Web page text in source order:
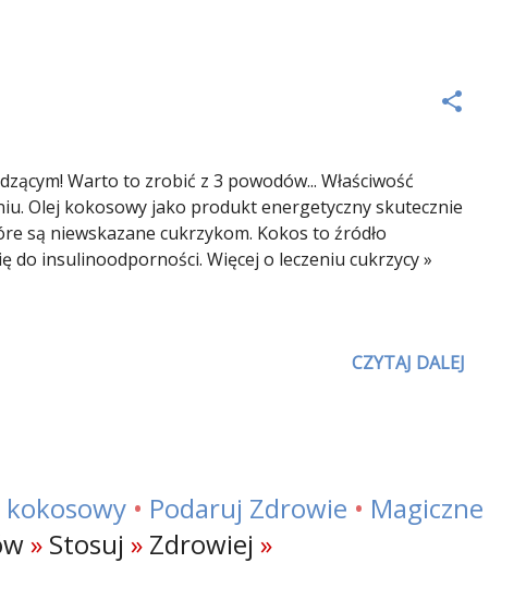
Warto to zrobić z 3 powodów... Właściwość
Olej kokosowy jako produkt energetyczny skutecznie
są niewskazane cukrzykom. Kokos to źródło
insulinoodporności. Więcej o leczeniu cukrzycy »
CZYTAJ DALEJ
kokosowy • Podaruj Zdrowie • Magiczne
»Stosuj »Zdrowiej »